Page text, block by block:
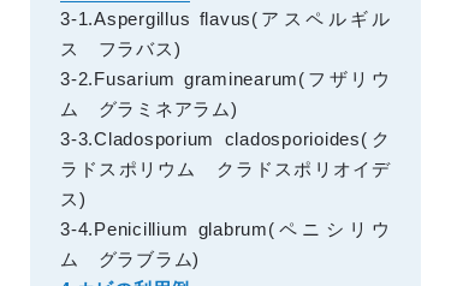
3-1.Aspergillus flavus(アスペルギル
ス フラバス)
3-2.Fusarium graminearum(フザリウ
ム グラミネアラム)
3-3.Cladosporium cladosporioides(ク
ラドスポリウム クラドスポリオイデ
ス)
3-4.Penicillium glabrum(ペニシリウ
ム グラブラム)